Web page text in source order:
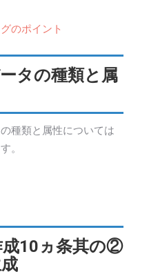
のポイント
タの種類と属
種類と属性については
。
成10ヵ条其の②